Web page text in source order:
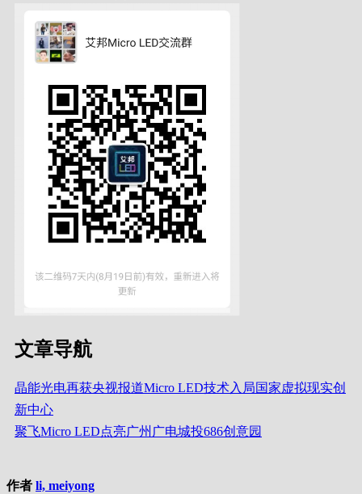
文章导航
晶能光电再获央视报道Micro LED技术入局国家虚拟现实创
新中心
聚飞Micro LED点亮广州广电城投686创意园
作者 li, meiyong